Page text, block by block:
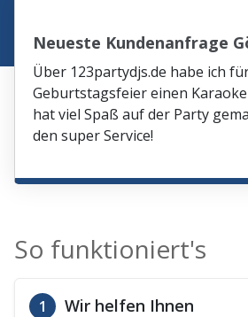
Neueste Kundenanfrage
Über 123partydjs.de habe ich
Geburtstagsfeier einen Karaoke
hat viel Spaß auf der Party
den super Service!
So funktioniert's
1 Wir helfen Ihnen